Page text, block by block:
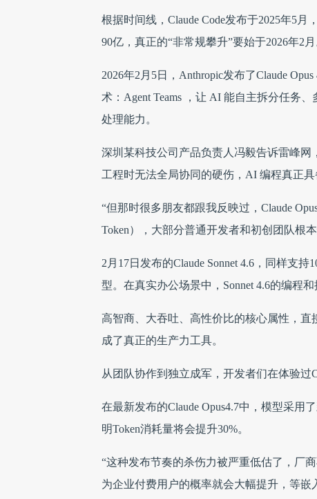
根据时间线，Claude Code发布于2025年5
90亿，真正的“非常规攀升”要始于2026年2月
2026年2月5日，Anthropic发布了Claude
术：Agent Teams ，让 AI 能自主拆分任务
处理能力。
深圳某科技公司产品负责人冯毅告诉雷峰网
工程时无法全局协同的硬伤，AI 编程真正
“但那时很多朋友都跟我反映过，Claude
Token），大部分普通开发者和初创团队根
2月17日发布的Claude Sonnet 4.6，同样支
型。在真实办公场景中，Sonnet 4.6的编程
高智商、大吞吐、高性价比的核心属性，直
成了真正的生产力工具。
从团队协作到独立成军，开发者们在体验过
在最新发布的Claude Opus4.7中，模型采用
明Token消耗量将会提升30%。
“这种发布节奏的杀伤力被严重低估了，厂
为企业付费用户的概率就会大幅提升，等